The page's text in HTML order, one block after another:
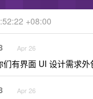
+08:00
Apr 26
们有界面 UI 设计需求
Apr 26